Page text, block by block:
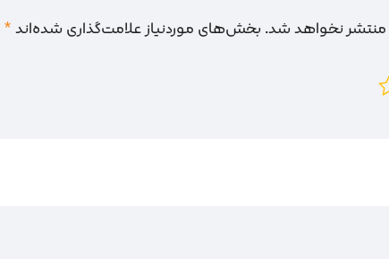
نخواهد شد. بخش‌های موردنیاز علامت‌گذاری شده‌اند*